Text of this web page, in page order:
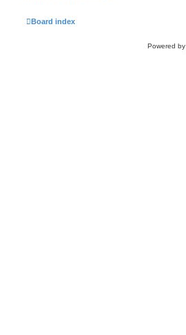
Board index
Powered by